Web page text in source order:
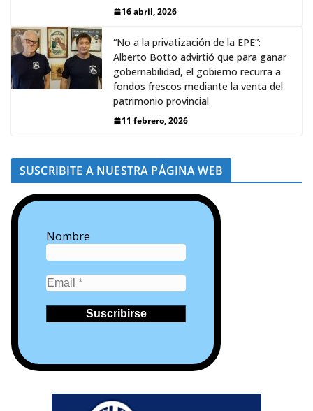
16 abril, 2026
“No a la privatización de la EPE”:
Alberto Botto advirtió que para ganar
gobernabilidad, el gobierno recurra a
fondos frescos mediante la venta del
patrimonio provincial
11 febrero, 2026
SUSCRIBITE A NUESTRA PÁGINA WEB
Nombre